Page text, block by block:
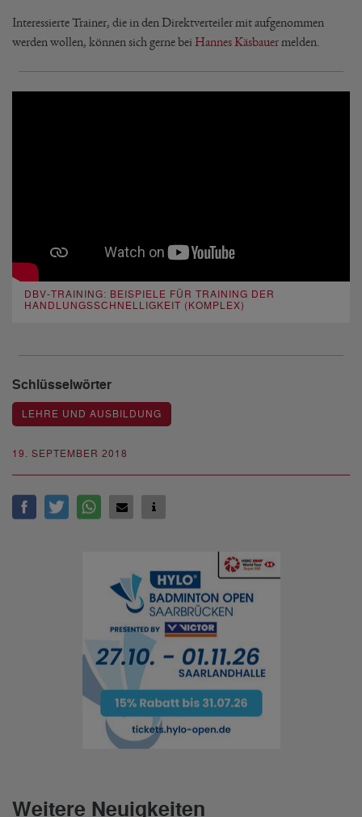
19. SEPTEMBER 2018
Interessierte Trainer, die in den Direktverteiler mit aufgenommen
werden wollen, können sich gerne bei Hannes Käsbauer melden.
DBV-TRAINING: BEISPIELE FÜR TRAINING DER
HANDLUNGSSCHNELLIGKEIT (KOMPLEX)
Schlüsselwörter
LEHRE UND AUSBILDUNG
Weitere Neuigkeiten